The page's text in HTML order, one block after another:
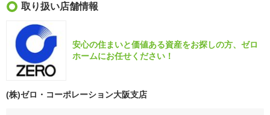
取り扱い店舗情報
安心の住まいと価値ある資産をお探しの方、ゼロ
ホームにお任せください！
(株)ゼロ・コーポレーション大阪支店